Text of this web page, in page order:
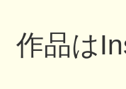
作品は